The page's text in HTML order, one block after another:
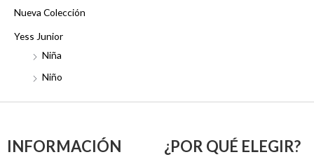
Nueva Colección
Yess Junior
Niña
Niño
INFORMACIÓN ¿POR QUÉ ELEGIR?